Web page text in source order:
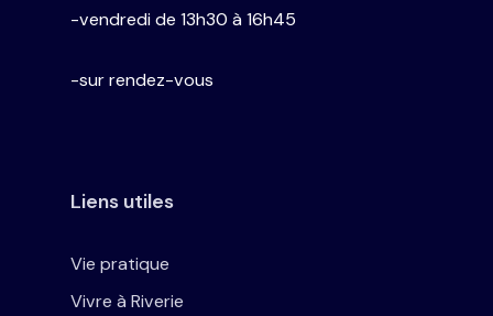
-vendredi de 13h30 à 16h45
-sur rendez-vous
Liens utiles
Vie pratique
Vivre à Riverie